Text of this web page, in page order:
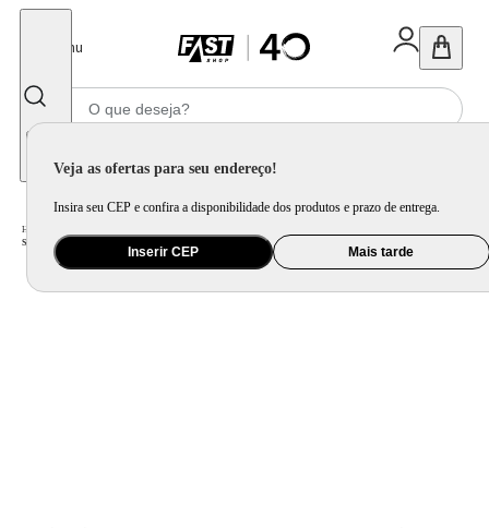
Menu
Veja as ofertas para seu endereço!
Insira seu CEP e confira a disponibilidade dos produtos e prazo de entrega.
Inserir CEP Mais tarde
Home
Sanduicheira Arno SACB Compacta com Placas Antiaderente - Preta